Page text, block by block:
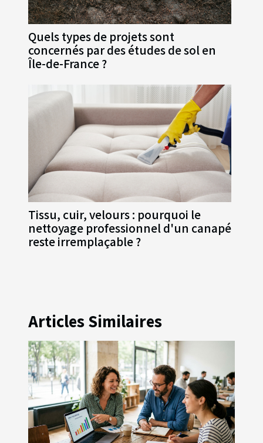
Quels types de projets sont
concernés par des études de sol en
Île-de-France ?
Tissu, cuir, velours : pourquoi le
nettoyage professionnel d'un canapé
reste irremplaçable ?
Articles Similaires